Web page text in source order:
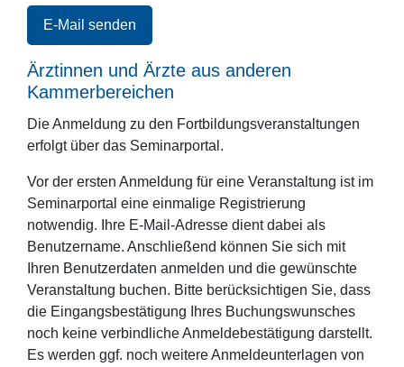
E-Mail senden
Ärztinnen und Ärzte aus anderen
Kammerbereichen
Die Anmeldung zu den Fortbildungsveranstaltungen
erfolgt über das Seminarportal.
Vor der ersten Anmeldung für eine Veranstaltung ist im
Seminarportal eine einmalige Registrierung
notwendig. Ihre E-Mail-Adresse dient dabei als
Benutzername. Anschließend können Sie sich mit
Ihren Benutzerdaten anmelden und die gewünschte
Veranstaltung buchen. Bitte berücksichtigen Sie, dass
die Eingangsbestätigung Ihres Buchungswunsches
noch keine verbindliche Anmeldebestätigung darstellt.
Es werden ggf. noch weitere Anmeldeunterlagen von